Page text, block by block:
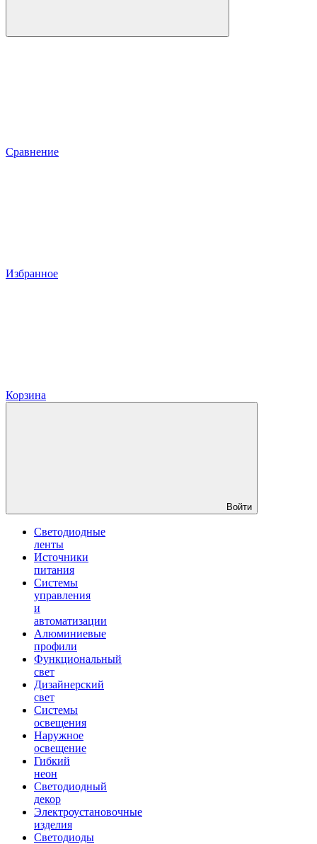
Сравнение
Избранное
Корзина
Войти
Светодиодные
ленты
Источники
питания
Системы
управления
и
автоматизации
Алюминиевые
профили
Функциональный
свет
Дизайнерский
свет
Системы
освещения
Наружное
освещение
Гибкий
неон
Светодиодный
декор
Электроустановочные
изделия
Светодиоды